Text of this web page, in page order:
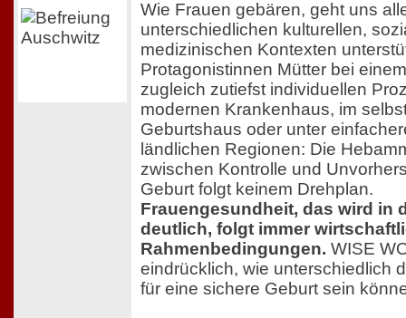
Wie Frauen gebären, geht uns
unterschiedlichen kulturellen,
medizinischen Kontexten
Protagonistinnen Mütter bei
zugleich zutiefst individuellen
modernen Krankenhaus, im
Geburtshaus oder unter
ländlichen Regionen: Die
zwischen Kontrolle und
Geburt folgt keinem Drehplan.
Frauengesundheit, das wird in
deutlich, folgt immer
Rahmenbedingungen. WISE
eindrücklich, wie unterschiedlich
für eine sichere Geburt sein